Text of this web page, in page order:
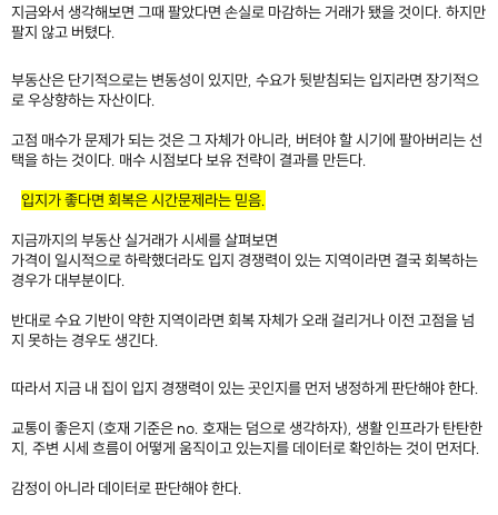
지금와서 생각해보면 그때 팔았다면 손실로 마감하는 거래가 됐을 것이다. 하지만
팔지 않고 버텼다.
부동산은 단기적으로는 변동성이 있지만, 수요가 뒷받침되는 입지라면 장기적으
로 우상향하는 자산이다.
고점 매수가 문제가 되는 것은 그 자체가 아니라, 버텨야 할 시기에 팔아버리는 선
택을 하는 것이다. 매수 시점보다 보유 전략이 결과를 만든다.
입지가 좋다면 회복은 시간문제라는 믿음.
지금까지의 부동산 실거래가 시세를 살펴보면
가격이 일시적으로 하락했더라도 입지 경쟁력이 있는 지역이라면 결국 회복하는
경우가 대부분이다.
반대로 수요 기반이 약한 지역이라면 회복 자체가 오래 걸리거나 이전 고점을 넘
지 못하는 경우도 생긴다.
따라서 지금 내 집이 입지 경쟁력이 있는 곳인지를 먼저 냉정하게 판단해야 한다.
교통이 좋은지 (호재 기준은 no. 호재는 덤으로 생각하자), 생활 인프라가 탄탄한
지, 주변 시세 흐름이 어떻게 움직이고 있는지를 데이터로 확인하는 것이 먼저다.
감정이 아니라 데이터로 판단해야 한다.